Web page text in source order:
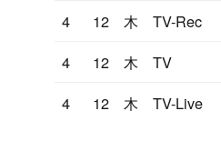
4
12 木 TV-Rec
4
12 木 TV
4
12 木 TV-Live